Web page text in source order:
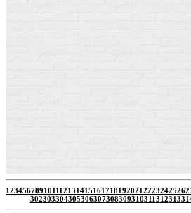
1234567891011121314151617181920212223242526
302303304305306307308309310311312313